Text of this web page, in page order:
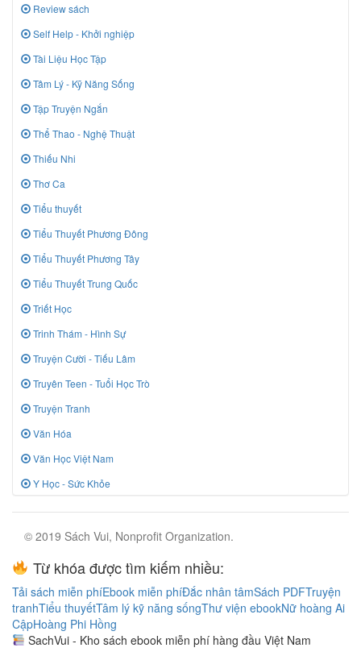
Review sách
Self Help - Khởi nghiệp
Tài Liệu Học Tập
Tâm Lý - Kỹ Năng Sống
Tập Truyện Ngắn
Thể Thao - Nghệ Thuật
Thiếu Nhi
Thơ Ca
Tiểu thuyết
Tiểu Thuyết Phương Đông
Tiểu Thuyết Phương Tây
Tiểu Thuyết Trung Quốc
Triết Học
Trinh Thám - Hình Sự
Truyện Cười - Tiếu Lâm
Truyên Teen - Tuổi Học Trò
Truyện Tranh
Văn Hóa
Văn Học Việt Nam
Y Học - Sức Khỏe
© 2019 Sách Vui, Nonprofit Organization.
Từ khóa được tìm kiếm nhiều:
Tải sách miễn phíEbook miễn phíĐắc nhân tâmSách PDFTruyện
tranhTiểu thuyếtTâm lý kỹ năng sốngThư viện ebookNữ hoàng Ai
CậpHoàng Phi Hồng
SachVui - Kho sách ebook miễn phí hàng đầu Việt Nam